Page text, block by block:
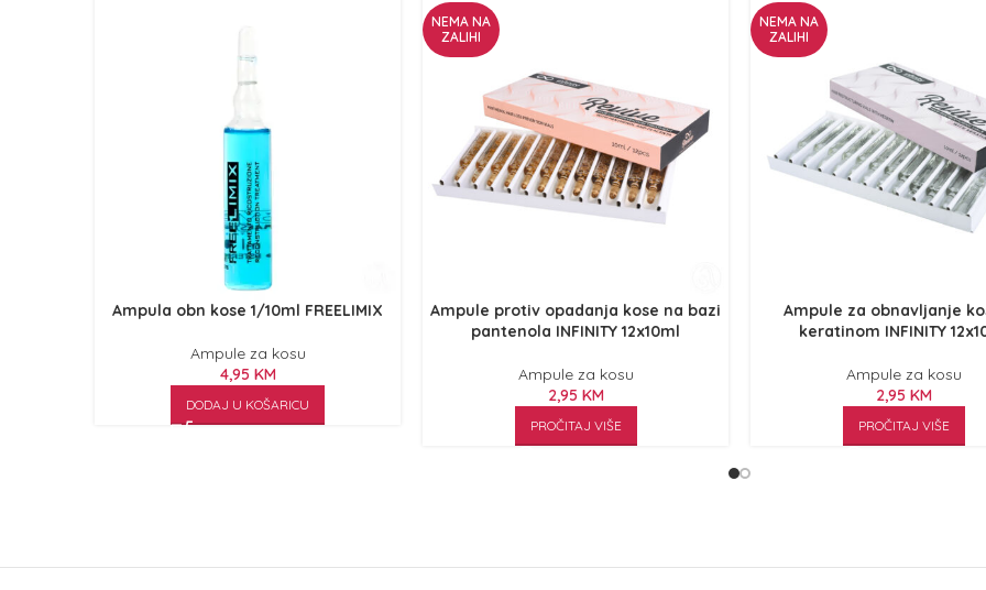
Ampula obn kose 1/10ml FREELIMIX
Ampule za kosu
4,95 KM
DODAJ U KOŠARICU
NEMA NA
ZALIHI
Ampule protiv opadanja kose na bazi
pantenola INFINITY 12x10ml
Ampule za kosu
2,95 KM
PROČITAJ VIŠE
NEMA NA
ZALIHI
Ampule za obnavljanje
keratinom INFINITY
Ampule za kosu
2,95 KM
PROČITAJ VIŠE